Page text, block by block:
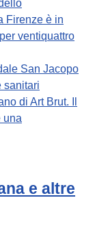
Firenze è in
ventiquattro
San Jacopo
sanitari
di Art Brut. Il
una
e altre